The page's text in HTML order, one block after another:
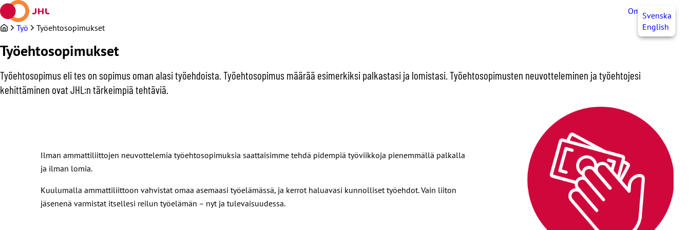
Siirry
sisältöön
OmaJHLSvenska
English
Työ Työehtosopimukset
Työehtosopimukset
Työehtosopimus eli tes on sopimus oman alasi työehdoista. Työehtosopimus määrää esimerkiksi palkastasi ja lomistasi. Työehtosopimusten neuvotteleminen ja työehtojesi
kehittäminen ovat JHL:n tärkeimpiä tehtäviä.
Ilman ammattiliittojen neuvottelemia työehtosopimuksia saattaisimme tehdä pidempiä työviikkoja pienemmällä palkalla
ja ilman lomia.
Kuulumalla ammattiliittoon vahvistat omaa asemaasi työelämässä, ja kerrot haluavasi kunnolliset työehdot. Vain liiton
jäsenenä varmistat itsellesi reilun työelämän – nyt ja tulevaisuudessa.